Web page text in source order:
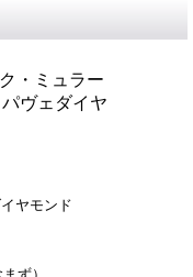
・ミュラー
ヴェダイヤ
ヤモンド